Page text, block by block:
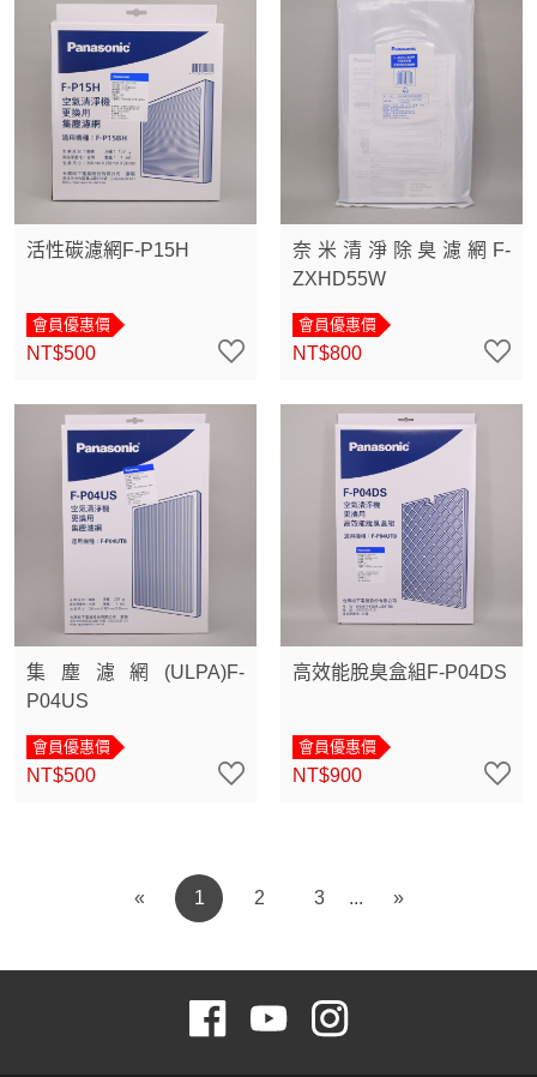
活性碳濾網F-P15H
會員優惠價
NT$500
奈米清淨除臭濾網F-
ZXHD55W
會員優惠價
NT$800
集塵濾網(ULPA)F-
P04US
會員優惠價
NT$500
高效能脫臭盒組F-P04DS
會員優惠價
NT$900
« 1 2 3 »